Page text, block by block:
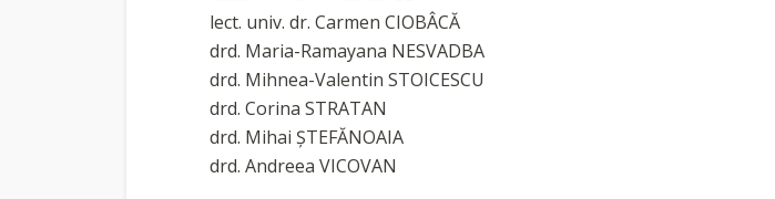
lect. univ. dr. Carmen CIOBÂCĂ
drd. Maria-Ramayana NESVADBA
drd. Mihnea-Valentin STOICESCU
drd. Corina STRATAN
drd. Mihai ȘTEFĂNOAIA
drd. Andreea VICOVAN